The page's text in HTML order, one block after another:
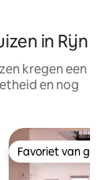
in Rijn
kregen een
en nog
Favoriet van
Favoriet van